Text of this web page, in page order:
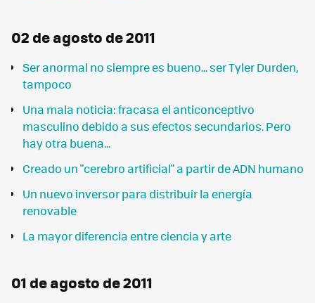
02 de agosto de 2011
Ser anormal no siempre es bueno... ser Tyler Durden,
tampoco
Una mala noticia: fracasa el anticonceptivo
masculino debido a sus efectos secundarios. Pero
hay otra buena...
Creado un "cerebro artificial" a partir de ADN humano
Un nuevo inversor para distribuir la energía
renovable
La mayor diferencia entre ciencia y arte
01 de agosto de 2011